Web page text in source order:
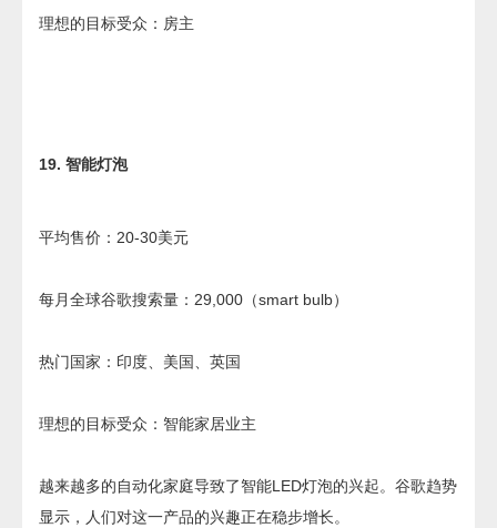
理想的目标受众：房主
19. 智能灯泡
平均售价：20-30美元
每月全球谷歌搜索量：29,000（smart bulb）
热门国家：印度、美国、英国
理想的目标受众：智能家居业主
越来越多的自动化家庭导致了智能LED灯泡的兴起。谷歌趋势
显示，人们对这一产品的兴趣正在稳步增长。